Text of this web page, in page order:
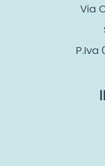
Via
P.Iva